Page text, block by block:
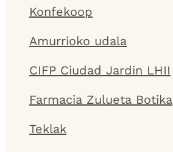
Konfekoop
Amurrioko udala
CIFP Ciudad Jardin LHII
Farmacia Zulueta Botika
Teklak